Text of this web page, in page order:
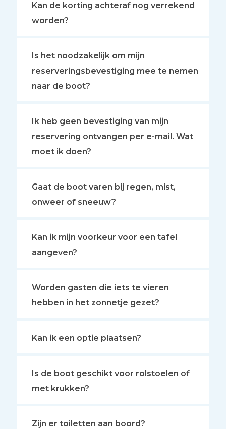
Kan de korting achteraf nog verrekend
worden?
Is het noodzakelijk om mijn
reserveringsbevestiging mee te nemen
naar de boot?
Ik heb geen bevestiging van mijn
reservering ontvangen per e-mail. Wat
moet ik doen?
Gaat de boot varen bij regen, mist,
onweer of sneeuw?
Kan ik mijn voorkeur voor een tafel
aangeven?
Worden gasten die iets te vieren
hebben in het zonnetje gezet?
Kan ik een optie plaatsen?
Is de boot geschikt voor rolstoelen of
met krukken?
Zijn er toiletten aan boord?